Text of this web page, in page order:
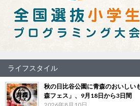
ライフスタイル
秋の日比谷公園に青森のおいし
森フェス」、9月18日から3日間